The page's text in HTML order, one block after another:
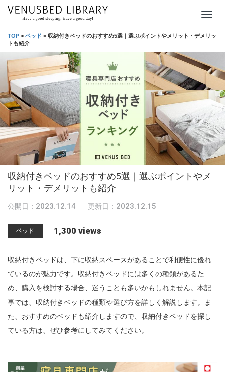
o
g
e
a
v
i
g
a
TOP > ベッド > 収納付きベッドのおすすめ5選｜選ぶポイントやメリット・デメリッ
トも紹介
収納付きベッドのおすすめ5選｜選ぶポイントやメ
リット・デメリットも紹介
公開日： 2023.12.14 更新日： 2023.12.15
ベッド 1,300 views
収納付きベッドは、下に収納スペースがあることで利便性に優れ
ているのが魅力です。収納付きベッドには多くの種類があるた
め、購入を検討する場合、迷うことも多いかもしれません。本記
事では、収納付きベッドの種類や選び方を詳しく解説します。ま
た、おすすめのベッドも紹介しますので、収納付きベッドを探し
ている方は、ぜひ参考にしてみてください。